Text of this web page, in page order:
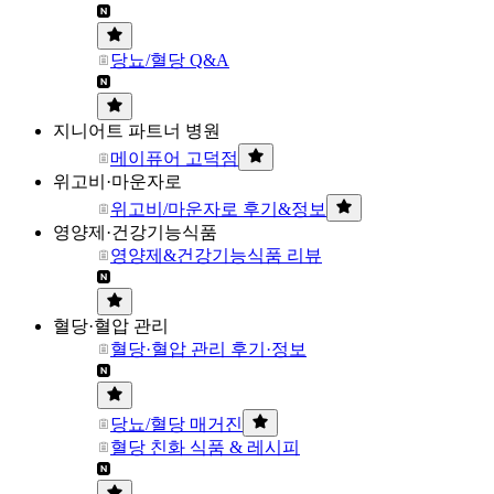
당뇨/혈당 Q&A
지니어트 파트너 병원
메이퓨어 고덕점
위고비·마운자로
위고비/마운자로 후기&정보
영양제·건강기능식품
영양제&건강기능식품 리뷰
혈당·혈압 관리
혈당·혈압 관리 후기·정보
당뇨/혈당 매거진
혈당 친화 식품 & 레시피